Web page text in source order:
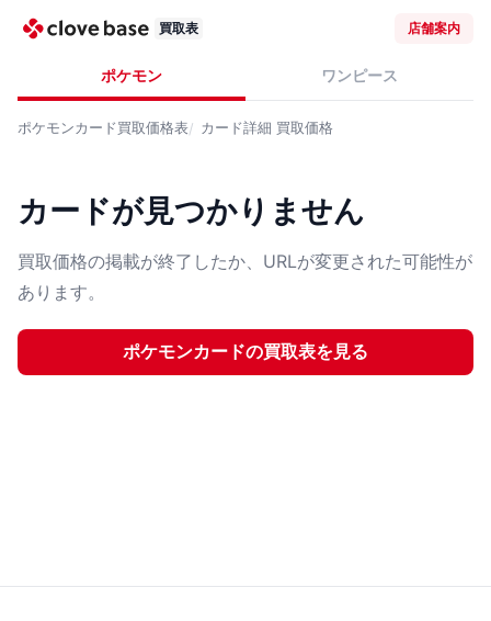
買取表 店舗案内
ポケモン ワンピース
ポケモンカード買取価格表 カード詳細 買取価格
カードが見つかりません
買取価格の掲載が終了したか、URLが変更された可能性が
あります。
ポケモンカードの買取表を見る